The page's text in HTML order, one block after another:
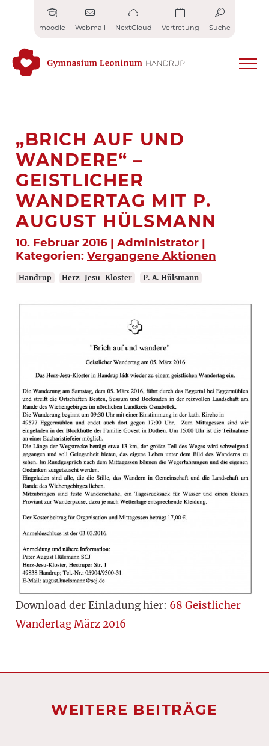
moodle Webmail NextCloud Vertretung Suche
„BRICH AUF UND
WANDERE“ –
GEISTLICHER
WANDERTAG MIT P.
AUGUST HÜLSMANN
10. Februar 2016 | Administrator |
Kategorien: Vergangene Aktionen
Handrup Herz-Jesu-Kloster P. A. Hülsmann
Download der Einladung hier: 68 Geistlicher
Wandertag März 2016
WEITERE BEITRÄGE